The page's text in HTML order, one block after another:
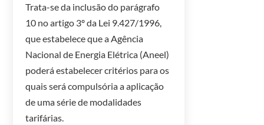
Trata-se da inclusão do parágrafo
10 no artigo 3º da Lei 9.427/1996,
que estabelece que a Agência
Nacional de Energia Elétrica (Aneel)
poderá estabelecer critérios para os
quais será compulsória a aplicação
de uma série de modalidades
tarifárias.